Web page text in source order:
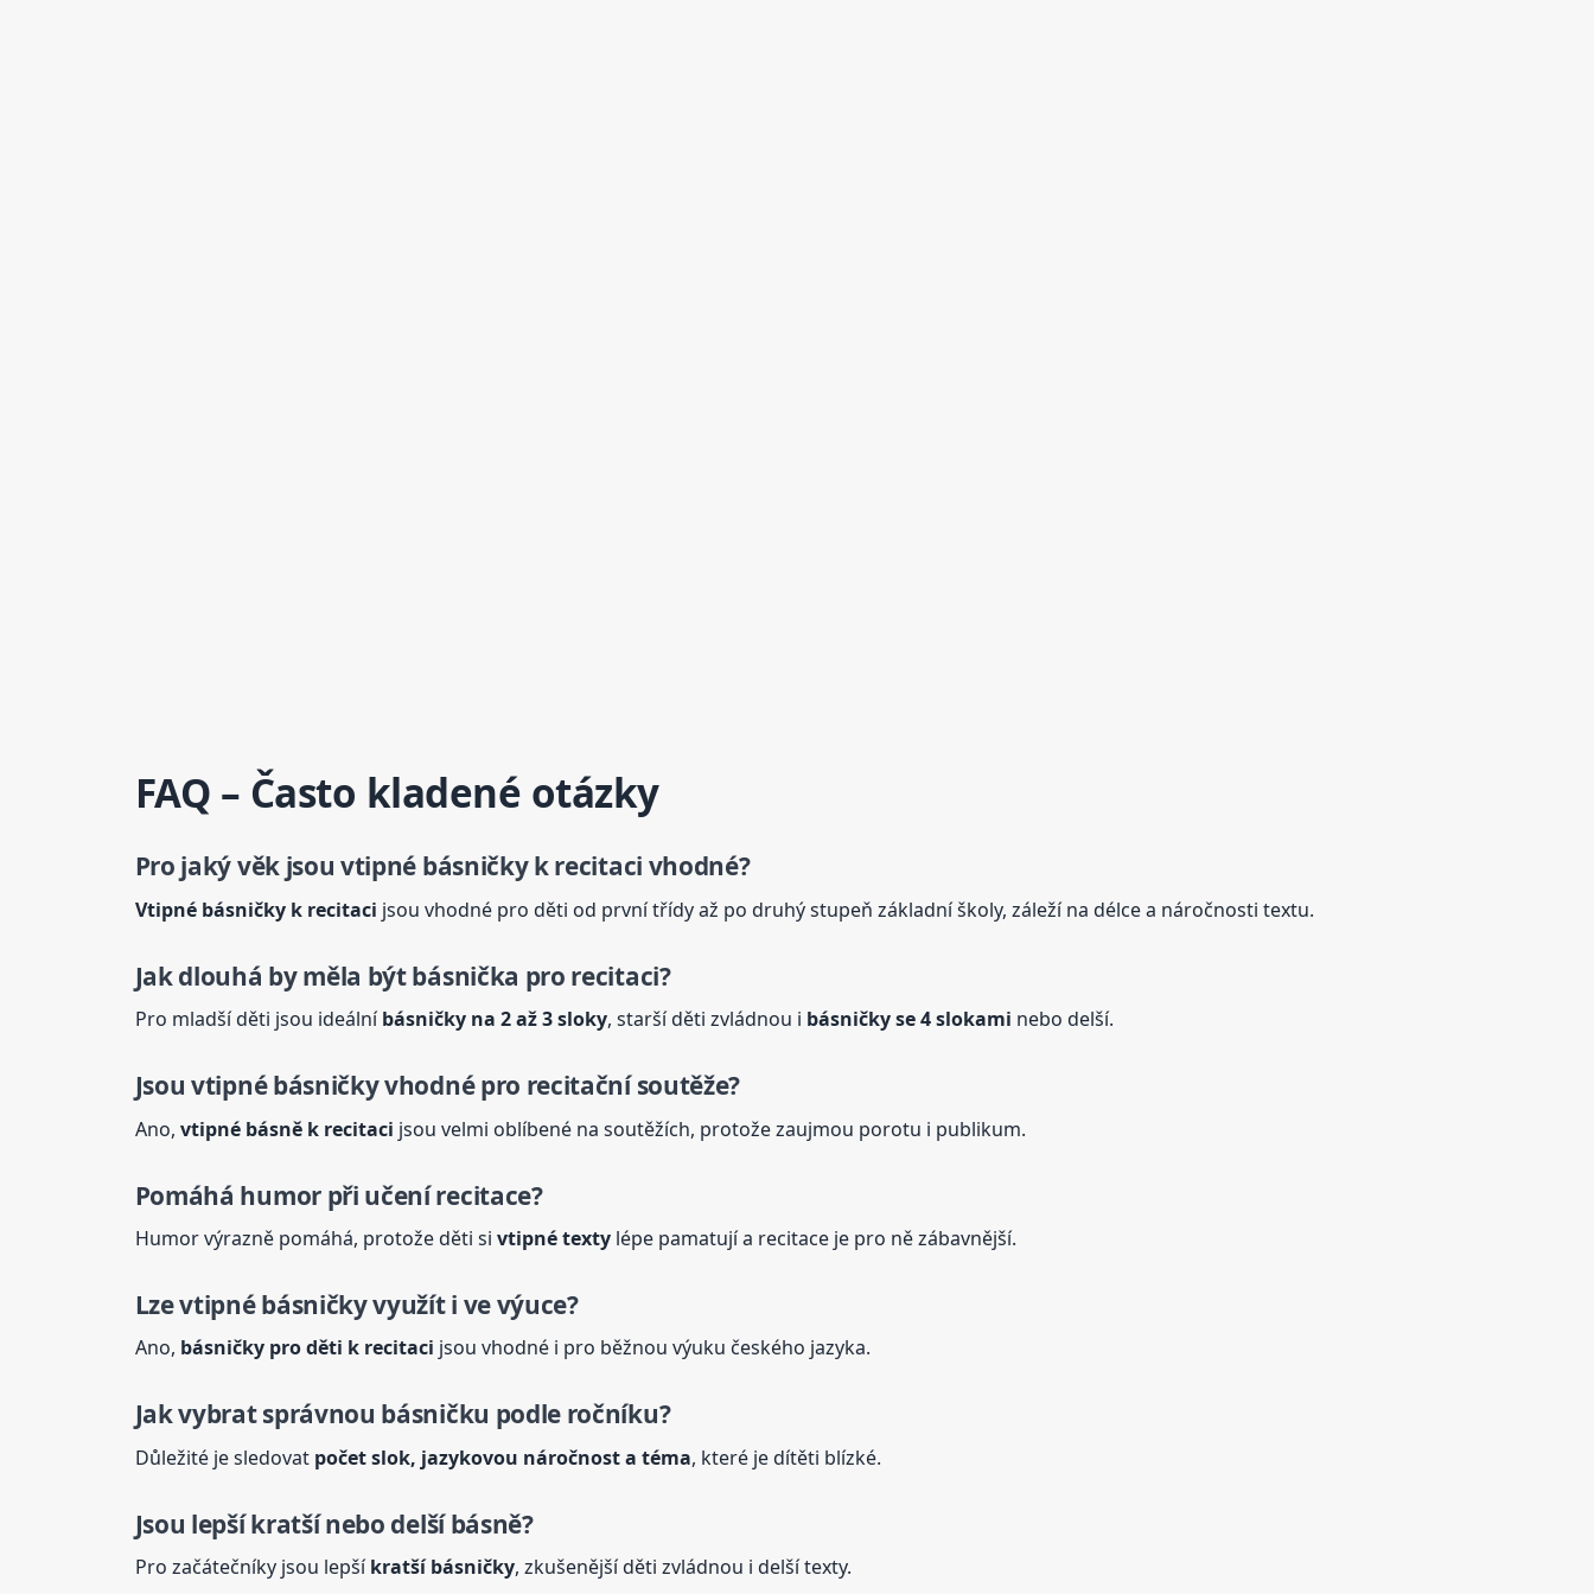
FAQ – Často kladené otázky
Pro jaký věk jsou vtipné básničky k recitaci vhodné?
Vtipné básničky k recitaci jsou vhodné pro děti od první třídy až po druhý stupeň základní školy, záleží na délce a náročnosti textu.
Jak dlouhá by měla být básnička pro recitaci?
Pro mladší děti jsou ideálníbásničky na 2 až 3 sloky, starší děti zvládnou i básničky se 4 slokami nebo delší.
Jsou vtipné básničky vhodné pro recitační soutěže?
Ano, vtipné básně k recitaci jsou velmi oblíbené na soutěžích, protože zaujmou porotu i publikum.
Pomáhá humor při učení recitace?
Humor výrazně pomáhá, protože děti si vtipné textylépe pamatují a recitace je pro ně zábavnější.
Lze vtipné básničky využít i ve výuce?
Ano, básničky pro děti k recitaci jsou vhodné i pro běžnou výuku českého jazyka.
Jak vybrat správnou básničku podle ročníku?
Důležité je sledovat počet slok, jazykovou náročnost a téma, které je dítěti blízké.
Jsou lepší kratší nebo delší básně?
Pro začátečníky jsou lepšíkratší básničky, zkušenější děti zvládnou i delší texty.